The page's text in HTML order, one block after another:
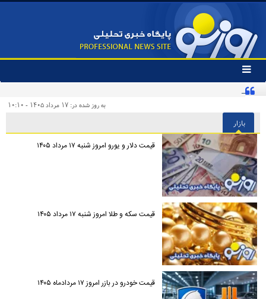
تغییر
وضعیت
منوی
ها
به روز شده در: ۱۷ مرداد ۱۴۰۵ - ۱۰:۱۰
بازار
قیمت دلار و یورو امروز شنبه ۱۷ مرداد ۱۴۰۵
قیمت سکه و طلا امروز شنبه ۱۷ مرداد ۱۴۰۵
قیمت خودرو در بازر امروز ۱۷ مردادماه ۱۴۰۵